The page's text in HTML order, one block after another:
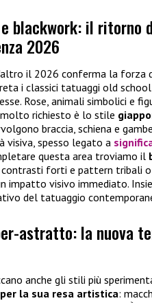
blackwork: il ritorno
2026
il 2026 conferma la forza
i classici tatuaggi old
Rose, animali simbolici e
molto richiesto è lo stile
braccia, schiena e
visiva, spesso legato a
questa area troviamo il
forti e pattern tribali o
impatto visivo immediato.
del tatuaggio
astratto: la nuova
anche gli stili più
la sua resa artistica: